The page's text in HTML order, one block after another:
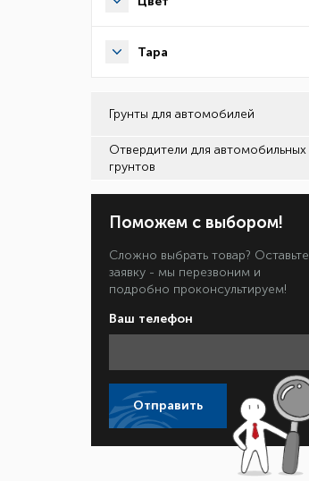
Тара
Грунты для автомобилей
Отвердители для автомобильных
грунтов
Поможем с выбором!
Сложно выбрать товар? Оставьте
заявку - мы перезвоним и
подробно проконсультируем!
Ваш телефон
Отправить